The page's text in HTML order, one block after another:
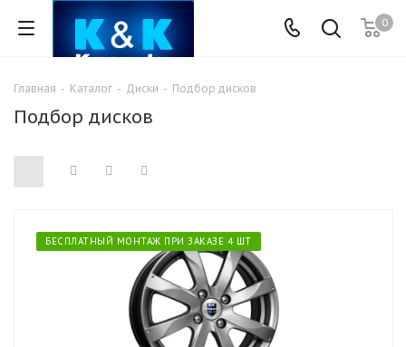
0
Главная - Каталог - Диски - Подбор дисков
Подбор дисков
БЕСПЛАТНЫЙ МОНТАЖ ПРИ ЗАКАЗЕ 4 ШТ